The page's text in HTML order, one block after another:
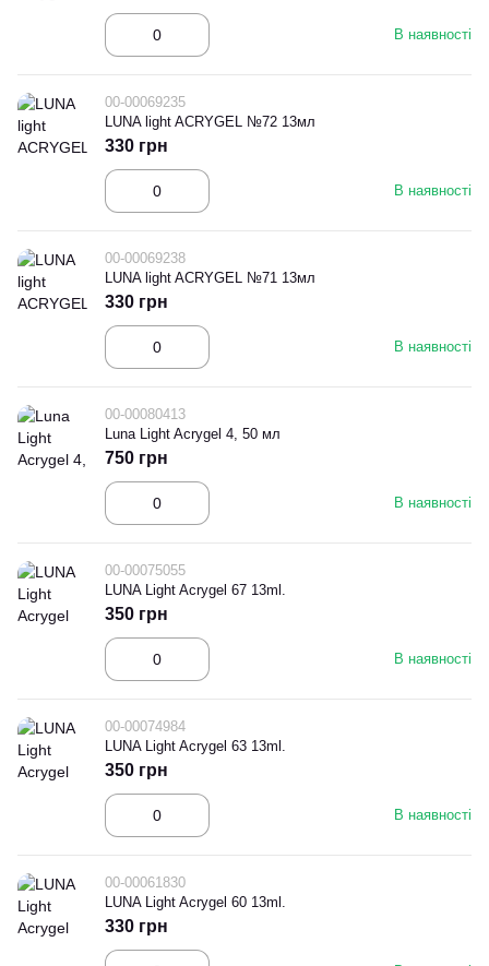
В наявності
00-00069235
LUNA light ACRYGEL №72 13мл
В наявності
330 грн
00-00069238
LUNA light ACRYGEL №71 13мл
В наявності
330 грн
00-00080413
Luna Light Acrygel 4, 50 мл
В наявності
750 грн
00-00075055
LUNA Light Acrygel 67 13ml.
В наявності
350 грн
00-00074984
LUNA Light Acrygel 63 13ml.
В наявності
350 грн
00-00061830
LUNA Light Acrygel 60 13ml.
330 грн